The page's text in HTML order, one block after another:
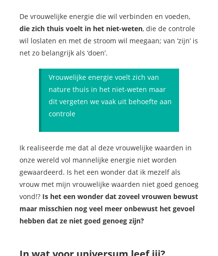
De vrouwelijke energie die wil verbinden en voeden,
die zich thuis voelt in het niet-weten, die de controle
wil loslaten en met de stroom wil meegaan; van ‘zijn’ is
net zo belangrijk als ‘doen’.
Vrouwelijke energie voelt zich van
nature thuis in het niet-weten maar
dit vergeten we vaak uit behoefte aan
controle
Ik realiseerde me dat al deze vrouwelijke waarden in
onze wereld vol mannelijke energie niet worden
gewaardeerd. Is het een wonder dat ik mezelf als
vrouw met mijn vrouwelijke waarden niet goed genoeg
vond!? Is het een wonder dat zoveel vrouwen bewust
maar misschien nog veel meer onbewust het gevoel
hebben dat ze niet goed genoeg zijn?